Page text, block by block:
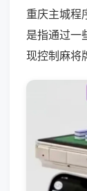
重庆主城程
是指通过一
现控制麻将